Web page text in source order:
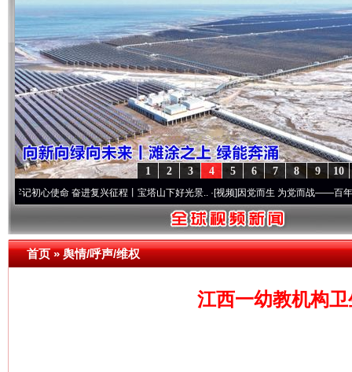
10
9
8
7
6
5
4
3
2
1
命 奋进复兴征程丨宝塔山下好光景..·[视频]因党而生 为党而战——百年“纪”事⑧加
首页»舆情/呼声/维权
江西一幼教机构